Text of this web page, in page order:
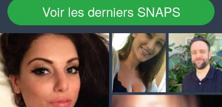
Voir les derniers SNAPS